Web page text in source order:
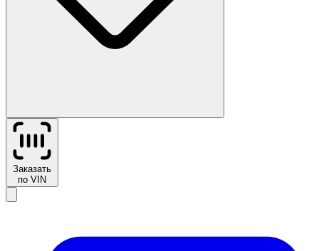
Заказать
по VIN